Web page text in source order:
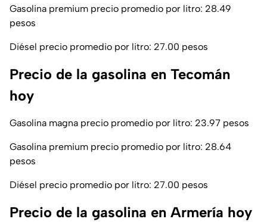
Gasolina premium precio promedio por litro: 28.49
pesos
Diésel precio promedio por litro: 27.00 pesos
Precio de la gasolina en Tecomán
hoy
Gasolina magna precio promedio por litro: 23.97 pesos
Gasolina premium precio promedio por litro: 28.64
pesos
Diésel precio promedio por litro: 27.00 pesos
Precio de la gasolina en Armería hoy